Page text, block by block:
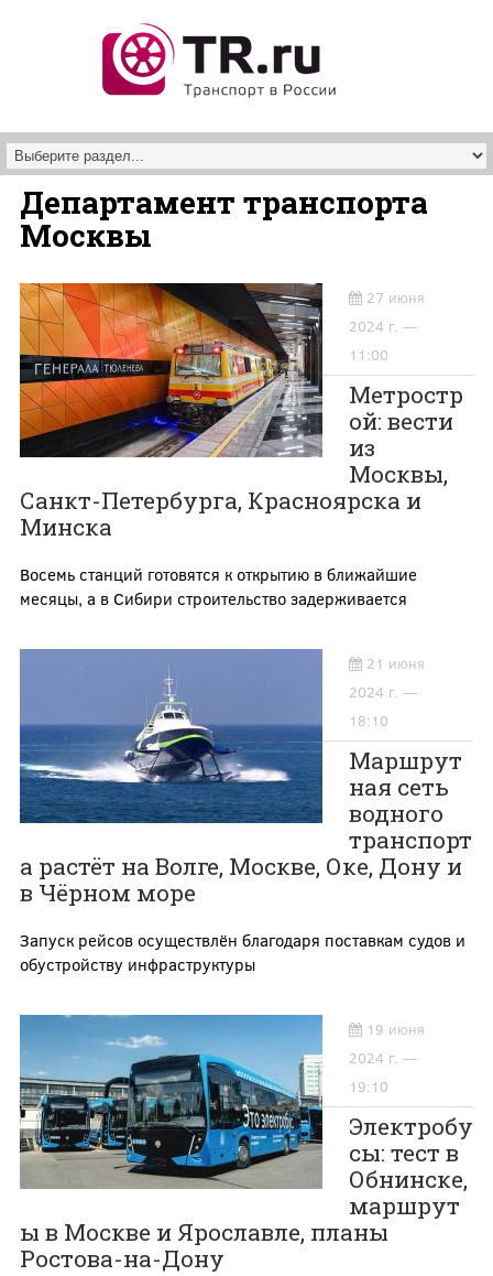
Департамент транспорта
Москвы
27 июня
2024 г. —
11:00
Метростр
ой: вести
из
Москвы,
Санкт-Петербурга, Красноярска и
Минска
Восемь станций готовятся к открытию в ближайшие
месяцы, а в Сибири строительство задерживается
21 июня
2024 г. —
18:10
Маршрут
ная сеть
водного
транспорт
а растёт на Волге, Москве, Оке, Дону и
в Чёрном море
Запуск рейсов осуществлён благодаря поставкам судов и
обустройству инфраструктуры
19 июня
2024 г. —
19:10
Электробу
сы: тест в
Обнинске,
маршрут
ы в Москве и Ярославле, планы
Ростова-на-Дону